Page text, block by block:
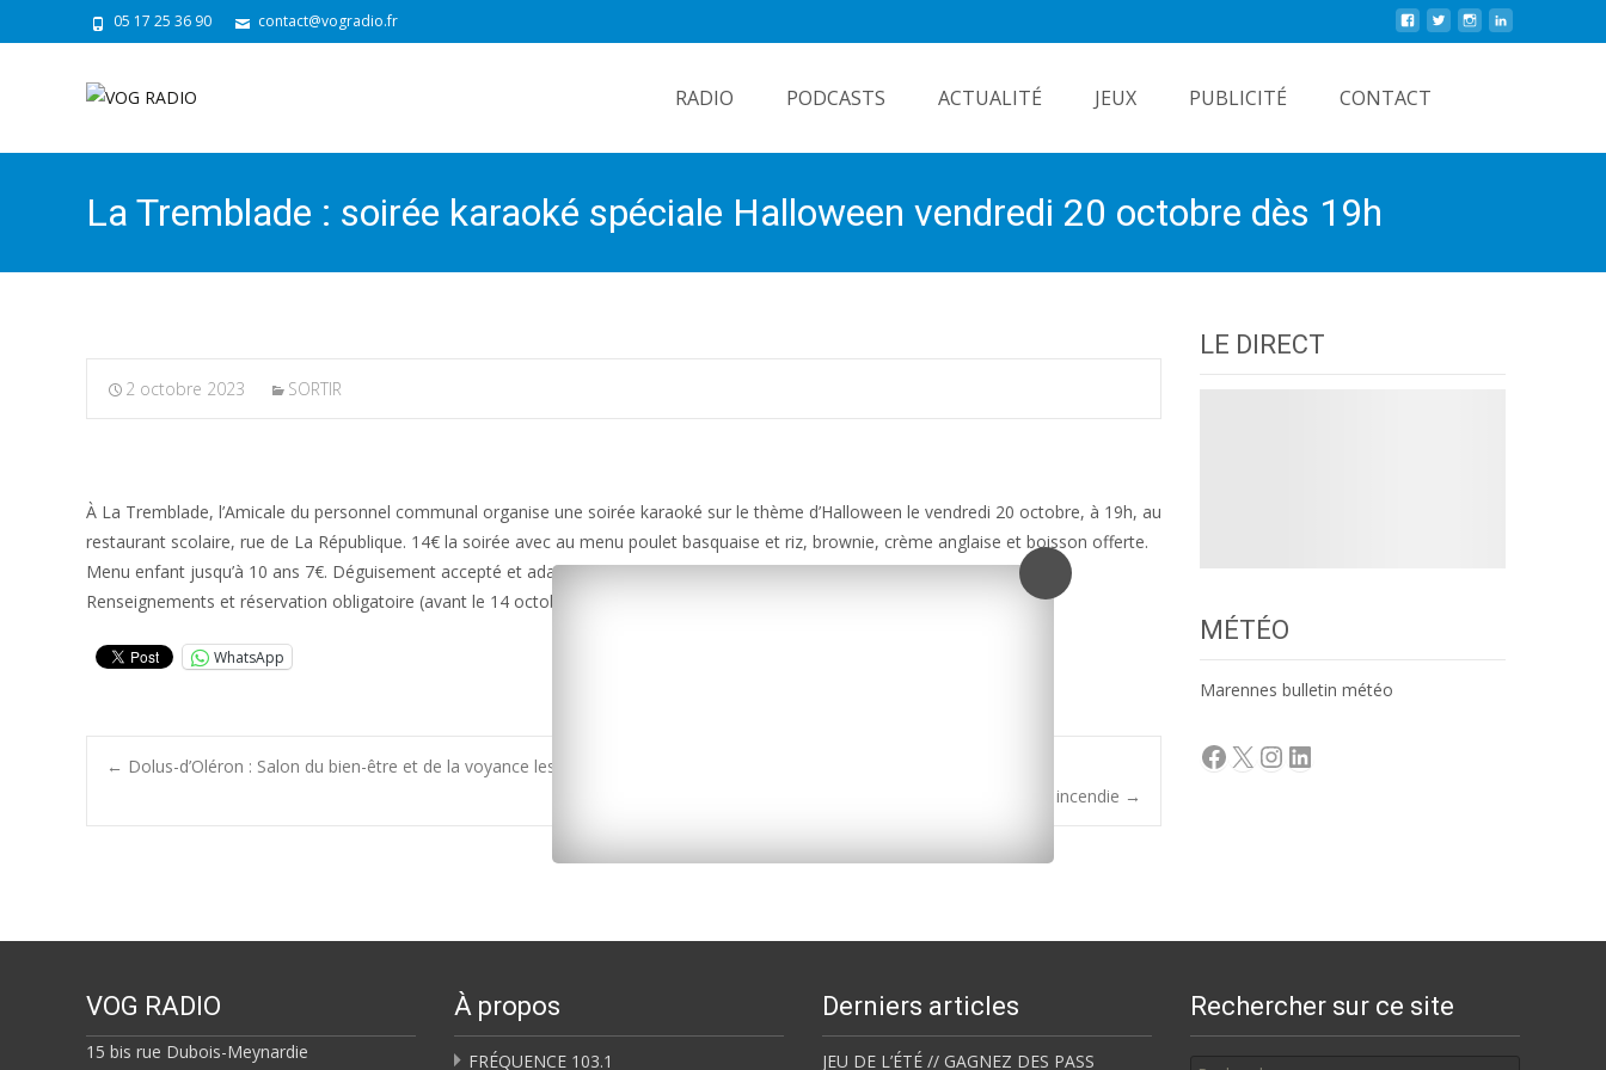
05 17 25 36 90 contact@vogradio.fr
RADIO PODCASTS ACTUALITÉ JEUX PUBLICITÉ CONTACT
La Tremblade : soirée karaoké spéciale Halloween vendredi 20 octobre dès 19h
2 octobre 2023 SORTIR
À La Tremblade, l’Amicale du personnel communal organise une soirée karaoké sur le thème d’Halloween le vendredi 20 octobre, à 19h, au
restaurant scolaire, rue de La République. 14€ la soirée avec au menu poulet basquaise et riz, brownie, crème anglaise et boisson offerte.
Menu enfant jusqu’à 10 ans 7€. Déguisement accepté et adapté, mais pas obligatoire. Soirée dansante et buvette sur place.
Renseignements et réservation obligatoire (avant le 14 octobre) au 05 46 36 99 00 ou 07 81 43 24 69.
WhatsApp
Post
← Dolus-d’Oléron : Salon du bien-être et de la voyance les 7 et 8 octobre
Saint-Martin-de-Ré : une maison de 80m² touchée par un incendie →
LE DIRECT
MÉTÉO
Marennes bulletin météo
Facebook
X Instagram
LinkedIn
VOG RADIO
15 bis rue Dubois-Meynardie
À propos
FRÉQUENCE 103.1
Derniers articles
JEU DE L’ÉTÉ // GAGNEZ DES PASS
Rechercher sur ce site